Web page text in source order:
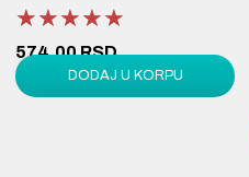
★★★★★
★★★★★
★★★★★
574,00 RSD
820,00 RSDDODAJ U KORPU